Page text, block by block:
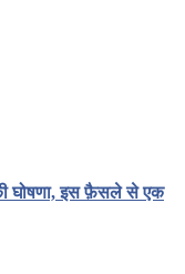
घोषणा, इस फ़ैसले से एक